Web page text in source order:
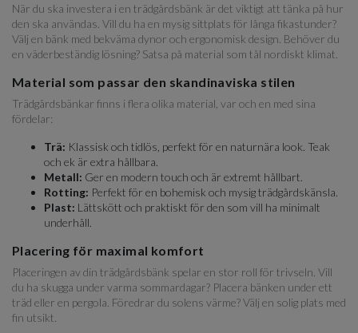
När du ska investera i en trädgårdsbänk är det viktigt att tänka på hur
den ska användas. Vill du ha en mysig sittplats för långa fikastunder?
Välj en bänk med bekväma dynor och ergonomisk design. Behöver du
en väderbeständig lösning? Satsa på material som tål nordiskt klimat.
Material som passar den skandinaviska stilen
Trädgårdsbänkar finns i flera olika material, var och en med sina
fördelar:
Trä: Klassisk och tidlös, perfekt för en naturnära look. Teak
och ek är extra hållbara.
Metall: Ger en modern touch och är extremt hållbart.
Rotting: Perfekt för en bohemisk och mysig trädgårdskänsla.
Plast: Lättskött och praktiskt för den som vill ha minimalt
underhåll.
Placering för maximal komfort
Placeringen av din trädgårdsbänk spelar en stor roll för trivseln. Vill
du ha skugga under varma sommardagar? Placera bänken under ett
träd eller en pergola. Föredrar du solens värme? Välj en solig plats med
fin utsikt.